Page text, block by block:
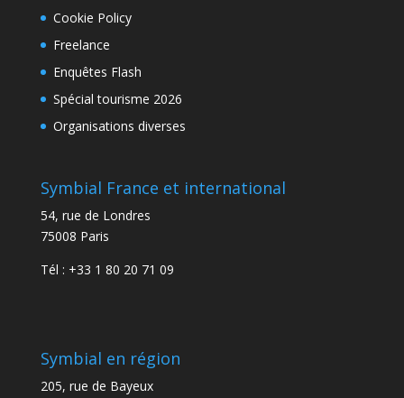
Cookie Policy
Freelance
Enquêtes Flash
Spécial tourisme 2026
Organisations diverses
Symbial France et international
54, rue de Londres
75008 Paris
Tél : +33 1 80 20 71 09
Symbial en région
205, rue de Bayeux